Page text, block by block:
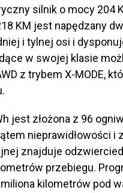
silnik o mocy 204
KM jest napędzany
i tylnej osi i
w swojej klasie
z trybem X-MODE,
jest złożona z 96
nieprawidłowości i
znajduje
przebiegu.
kilometrów pod